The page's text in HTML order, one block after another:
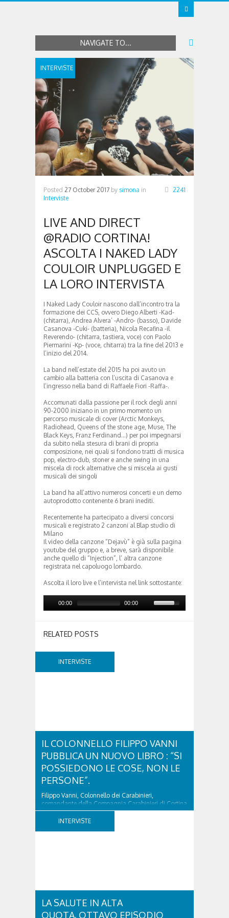
NAVIGATE TO...
INTERVISTE
Posted 27 October 2017 by simona in
Interviste
2241
LIVE AND DIRECT
@RADIO CORTINA!
ASCOLTA I NAKED LADY
COULOIR UNPLUGGED E
LA LORO INTERVISTA
I Naked Lady Couloir nascono dall’incontro tra la
formazione dei CCS, ovvero Diego Alberti -Kad-
(chitarra), Andrea Alvera’ -Andro- (basso), Davide
Casanova -Cuki- (batteria), Nicola Recafina -il
Reverendo- (chitarra, tastiera, voce) con Paolo
Piermarini -Kp- (voce, chitarra) tra la fine del 2013 e
l’inizio del 2014.
La band nell’estate del 2015 ha poi avuto un
cambio alla batteria con l’uscita di Casanova e
l’ingresso nella band di Raffaele Fiori -Raffa-.
Accomunati dalla passione per il rock degli anni
90-2000 iniziano in un primo momento un
percorso musicale di cover (Arctic Monkeys,
Radiohead, Queens of the stone age, Muse, The
Black Keys, Franz Ferdinand…) per poi impegnarsi
da subito nella stesura di brani di propria
composizione, nei quali si fondono tratti di musica
pop, electro-dub, stoner e anche swing in una
miscela di rock alternative che si miscela ai gusti
musicali dei singoli
La band ha all’attivo numerosi concerti e un demo
autoprodotto contenente 6 brani inediti.
Recentemente ha partecipato a diversi concorsi
musicali e registrato 2 canzoni al Blap studio di
Milano
Il video della canzone “Dejavù” è già sulla pagina
youtube del gruppo e, a breve, sarà disponibile
anche quello di “Injection”, l’ altra canzone
registrata nel capoluogo lombardo.
Ascolta il loro live e l’intervista nel link sottostante:
00:00 00:00
RELATED POSTS
INTERVISTE
IL COLONNELLO FILIPPO VANNI
PUBBLICA UN NUOVO LIBRO : “SI
POSSIEDONO LE COSE, NON LE
PERSONE”.
Filippo Vanni, Colonnello dei Carabinieri,
comandante della Compagnia Carabinieri di Cortina
d’Ampezzo sino al 2010, esperto di legislazione
nazionale ed europea, è l’ideatore del progetto di
INTERVISTE
LA SALUTE IN ALTA
QUOTA, OTTAVO EPISODIO